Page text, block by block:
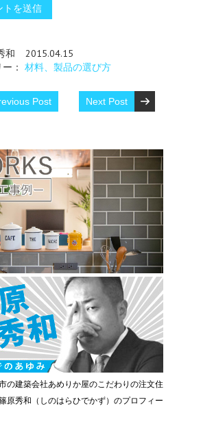
和
2015.04.15
： 材料、製品の選び方
Post Next Post
の建築会社あめりか屋のこだわりの注文住
原秀和（しのはらひでかず）のプロフィー